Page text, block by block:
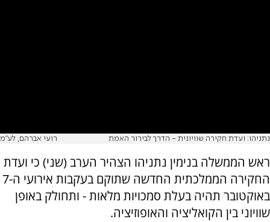
נתניהו: ועדת חקירה שוויונית - הדרך לבירור האמת רועי אברהם, לע"מ
ראש הממשלה בנימין נתניהו הצהיר הערב (שני) כי ועדת
החקירה הממלכתית החדשה שתוקם בעקבות אירועי ה-7
באוקטובר תהיה בעלת סמכויות מלאות - ותחולק באופן
שוויוני בין הקואליציה והאופוזיציה.